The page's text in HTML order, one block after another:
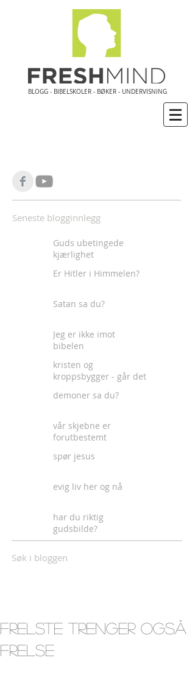
BLOGG - BIBELSKOLER - BØKER - UNDERVISNING
Seneste blogginnlegg
Søk i bloggen
Guds ubetingede
kjærlighet
Er Hitler i Himmelen?
Satan sa du?
Jeg er ikke imot
bibelen
kristen og
kroppsbygger - går det
demoner sa du?
vår skjebne er
forutbestemt
spør jesus
evig liv her og nå
har du riktig
gudsbilde?
Frelste trenger også
frelse